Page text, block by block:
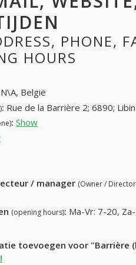
PHONE,
HOURS
N\A, België
: Rue de la Barrière 2; 6890;
: Show
/ manager (Owner /
(opening hours): Ma-Vr: 7-20,
toevoegen voor "Barrière